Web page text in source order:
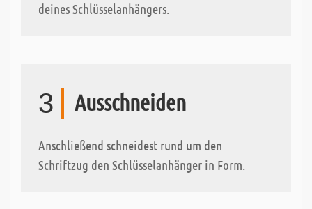
deines Schlüsselanhängers.
3 Ausschneiden
Anschließend schneidest rund um den
Schriftzug den Schlüsselanhänger in Form.